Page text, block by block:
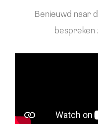
Benieuwd naar
bespreken